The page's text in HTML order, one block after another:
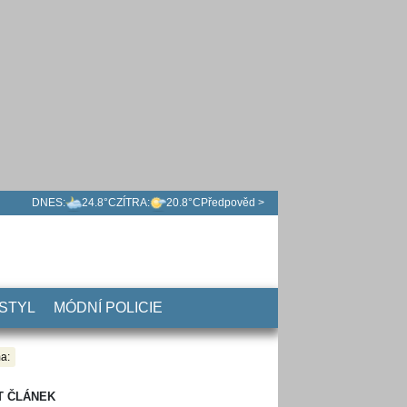
DNES: 24.8°CZÍTRA: 20.8°C Předpověd >
MÓDNÍ POLICIE
ČLÁNEK